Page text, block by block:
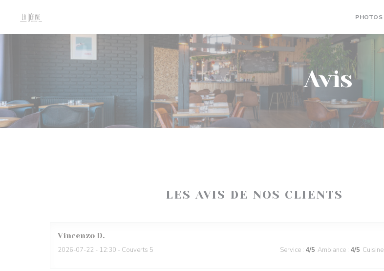
PHOTOS
Avis
LES AVIS DE NOS CLIENTS
Vincenzo D
2026-07-22 - 12:30 - Couverts 5 Service : 4/5 Ambiance : 4/5 Cuisine